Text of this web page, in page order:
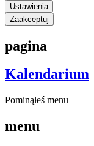
Ustawienia
Zaakceptuj
pagina
Kalendarium
Pominąłeś menu
menu